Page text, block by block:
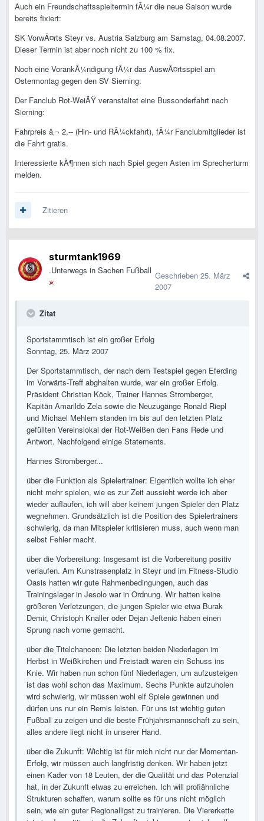
Auch ein Freundschaftsspieltermin fÃ¼r die neue Saison wurde
bereits fixiert:
SK VorwÃ¤rts Steyr vs. Austria Salzburg am Samstag, 04.08.2007.
Dieser Termin ist aber noch nicht zu 100 % fix.
Noch eine VorankÃ¼ndigung fÃ¼r das AuswÃ¤rtsspiel am
Ostermontag gegen den SV Sierning:
Der Fanclub Rot-WeiÃŸ veranstaltet eine Bussonderfahrt nach
Sierning:
Fahrpreis â‚¬ 2,-- (Hin- und RÃ¼ckfahrt), fÃ¼r Fanclubmitglieder ist
die Fahrt gratis.
Interessierte kÃ¶nnen sich nach Spiel gegen Asten im Sprecherturm
melden.
Zitieren
sturmtank1969
.Unterwegs in Sachen Fußball Geschrieben 25. März
2007
Zitat
Sportstammtisch ist ein großer Erfolg
Sonntag, 25. März 2007
Der Sportstammtisch, der nach dem Testspiel gegen Eferding
im Vorwärts-Treff abghalten wurde, war ein großer Erfolg.
Präsident Christian Köck, Trainer Hannes Stromberger,
Kapitän Amarildo Zela sowie die Neuzugänge Ronald Riepl
und Michael Mehlem standen im bis auf den letzten Platz
gefüllten Vereinslokal der Rot-Weißen den Fans Rede und
Antwort. Nachfolgend einige Statements.
Hannes Stromberger...
über die Funktion als Spielertrainer: Eigentlich wollte ich eher
nicht mehr spielen, wie es zur Zeit aussieht werde ich aber
wieder auflaufen, ich will aber keinem jungen Spieler den Platz
wegnehmen. Grundsätzlich ist die Position des Spielertrainers
schwierig, da man Mitspieler kritisieren muss, auch wenn man
selbst Fehler macht.
über die Vorbereitung: Insgesamt ist die Vorbereitung positiv
verlaufen. Am Kunstrasenplatz in Steyr und im Fitness-Studio
Oasis hatten wir gute Rahmenbedingungen, auch das
Trainingslager in Jesolo war in Ordnung. Wir hatten keine
größeren Verletzungen, die jungen Spieler wie etwa Burak
Demir, Christoph Knaller oder Dejan Jeftenic haben einen
Sprung nach vorne gemacht.
über die Titelchancen: Die letzten beiden Niederlagen im
Herbst in Weißkirchen und Freistadt waren ein Schuss ins
Knie. Wir haben nun schon fünf Niederlagen, um aufzusteigen
ist das wohl schon das Maximum. Sechs Punkte aufzuholen
wird schwierig, wir müssen wohl elf Spiele gewinnen und
dürfen uns nur ein Remis leisten. Für uns ist wichtig guten
Fußball zu zeigen und die beste Frühjahrsmannschaft zu sein,
alles andere liegt nicht in unserer Hand.
über die Zukunft: Wichtig ist für mich nicht nur der Momentan-
Erfolg, wir müssen auch langfristig denken. Wir haben jetzt
einen Kader von 18 Leuten, der die Qualität und das Potenzial
hat, in der Zukunft etwas zu erreichen. Ich will profiähnliche
Strukturen schaffen, warum sollte es für uns nicht möglich
sein, wie ein guter Regionalligst zu trainieren. Die Viererkette